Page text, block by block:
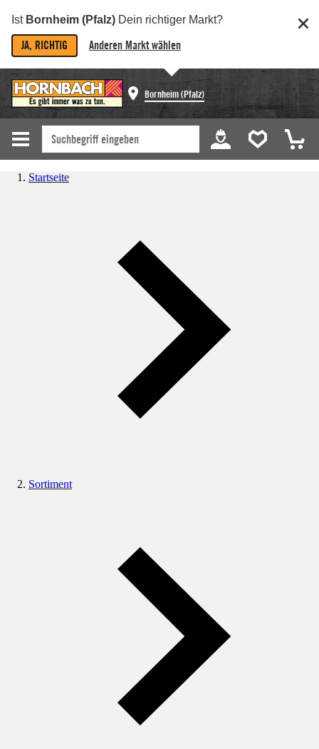
Ist Bornheim (Pfalz) Dein richtiger Markt?
JA, RICHTIG Anderen Markt wählen
Bornheim (Pfalz)
Startseite
Sortiment